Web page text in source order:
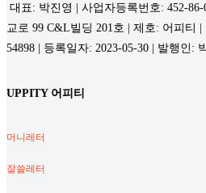
대표: 박진영 | 사업자등록번호: 452-
교로 99 C&L빌딩 201호 | 제호: 어피티
54898 | 등록일자: 2023-05-30 | 발행인:
UPPITY 어피티
머니레터
잘쓸레터